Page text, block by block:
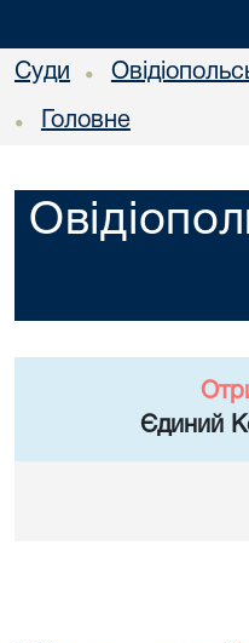
Суди •
• Головне
Єдиний